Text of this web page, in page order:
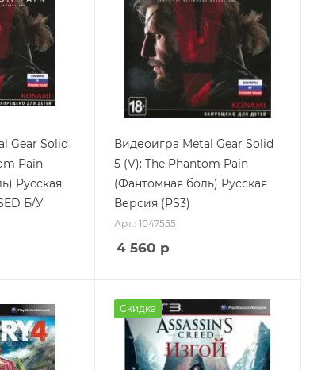
Gear Solid
Pain
Русская
Б/У
Видеоигра Metal Gear Solid
5 (V): The Phantom Pain
(Фантомная боль) Русская
Версия (PS3)
Арт.: 1047555
4 560 р
Скидка